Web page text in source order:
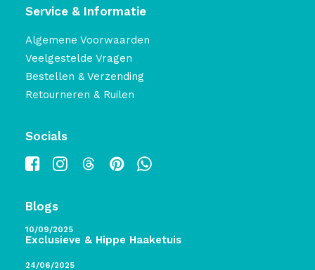
Service & Informatie
Algemene Voorwaarden
Veelgestelde Vragen
Bestellen & Verzending
Retourneren & Ruilen
Socials
Blogs
10/09/2025
Exclusieve & Hippe Haaketuis
24/06/2025